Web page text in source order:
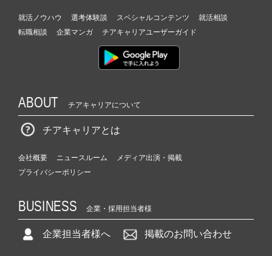
就活ノウハウ 選考体験談 スペシャルコンテンツ
就活相談
転職相談
企業マンガ チアキャリアユーザーガイド
ABOUT チアキャリアについて
チアキャリアとは
会社概要 ニュースルーム
メディア出演・掲載
プライバシーポリシー
BUSINESS 企業・採用担当者様
企業担当者様へ 掲載のお問い合わせ